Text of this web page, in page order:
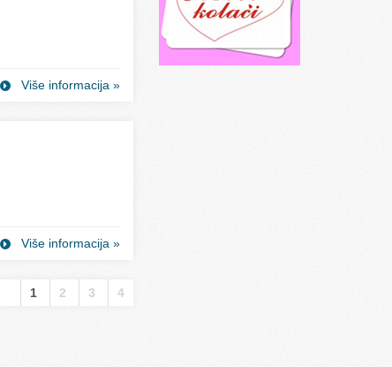
Više informacija »
Više informacija »
1 2 3 4